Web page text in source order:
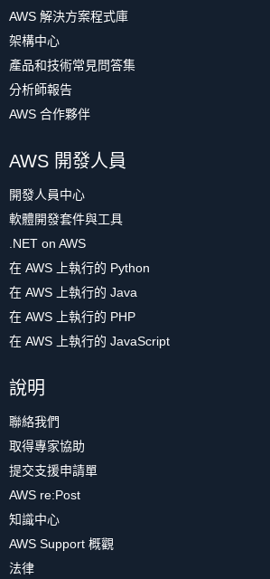
AWS 解決方案程式庫
架構中心
產品和技術常見問答集
分析師報告
AWS 合作夥伴
AWS 開發人員
開發人員中心
軟體開發套件與工具
.NET on AWS
在 AWS 上執行的 Python
在 AWS 上執行的 Java
在 AWS 上執行的 PHP
在 AWS 上執行的 JavaScript
說明
聯絡我們
取得專家協助
提交支援申請單
AWS re:Post
知識中心
AWS Support 概觀
法律